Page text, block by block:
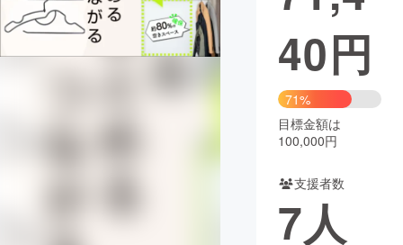
ビジネス・起業 チャレンジ
まちづくり・地域活性化
CAMPFIRE Creation
コミュニティ
40円
71%
目標金額は
100,000円
支援者数
7人